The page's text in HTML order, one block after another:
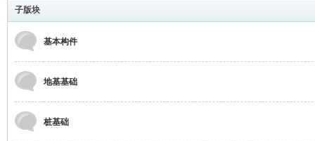
»
子版块
基本构件
地基基础
桩基础